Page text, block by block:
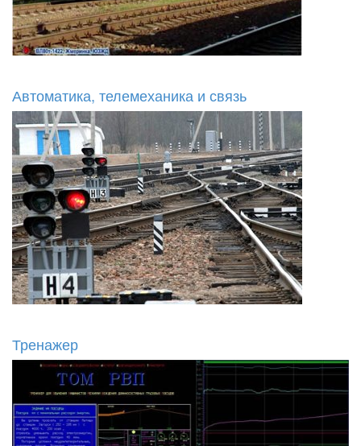
Автоматика, телемеханика и связь
Тренажер